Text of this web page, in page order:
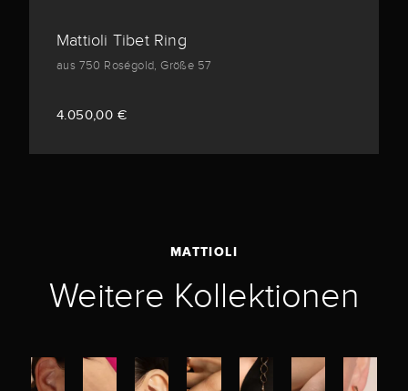
Mattioli Tibet Ring
aus 750 Roségold, Größe 57
4.050,00 €
MATTIOLI
Weitere Kollektionen